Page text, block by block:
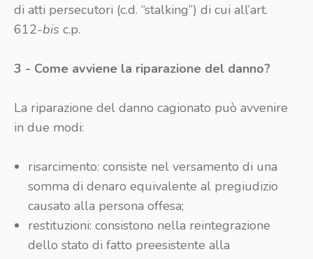
di atti persecutori (c.d. “stalking”) di cui all’art.
612-bis c.p.
3 - Come avviene la riparazione del danno?
La riparazione del danno cagionato può avvenire
in due modi:
risarcimento: consiste nel versamento di una
somma di denaro equivalente al pregiudizio
causato alla persona offesa;
restituzioni: consistono nella reintegrazione
dello stato di fatto preesistente alla